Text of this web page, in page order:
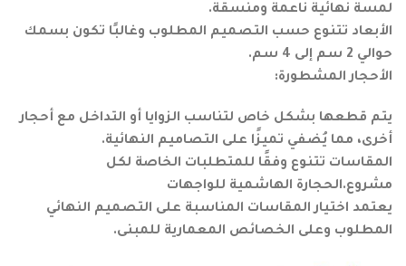
لمسة نهائية ناعمة ومنسقة.
الأبعاد تتنوع حسب التصميم المطلوب وغالبًا تكون بسمك
حوالي 2 سم إلى 4 سم.
الأحجار المشطورة:
يتم قطعها بشكل خاص لتناسب الزوايا أو التداخل مع أحجار
أخرى، مما يُضفي تميزًا على التصاميم النهائية.
المقاسات تتنوع وفقًا للمتطلبات الخاصة لكل
مشروع.الحجارة الهاشمية للواجهات
يعتمد اختيار المقاسات المناسبة على التصميم النهائي
المطلوب وعلى الخصائص المعمارية للمبنى.